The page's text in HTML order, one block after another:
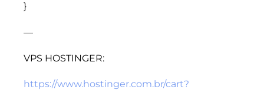
}
—
VPS HOSTINGER:
https://www.hostinger.com.br/cart?